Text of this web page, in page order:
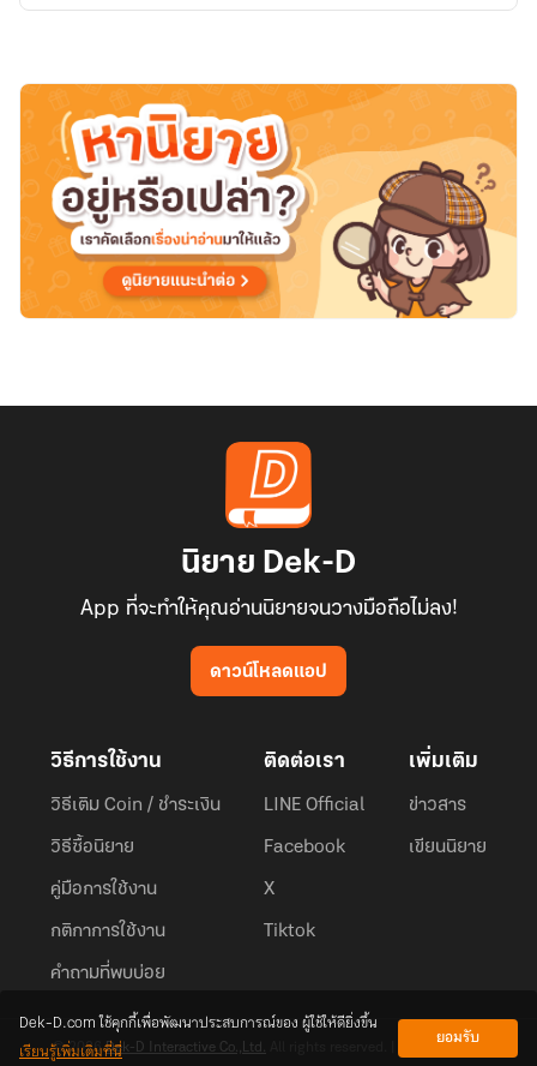
นิยาย Dek-D
App ที่จะทำให้คุณอ่านนิยายจนวางมือถือไม่ลง!
ดาวน์โหลดแอป
วิธีการใช้งาน
วิธีเติม Coin / ชำระเงิน
วิธีซื้อนิยาย
คู่มือการใช้งาน
กติกาการใช้งาน
คำถามที่พบบ่อย
ติดต่อเรา
LINE Official
Facebook
X
Tiktok
เพิ่มเติม
ข่าวสาร
เขียนนิยาย
© 2026Dek-D Interactive Co.,Ltd.
Dek-D.com ใช้คุกกี้เพื่อพัฒนาประสบการณ์ของ ผู้ใช้ให้ดียิ่งขึ้น
เรียนรู้เพิ่มเติมที่นี่
ยอมรับ